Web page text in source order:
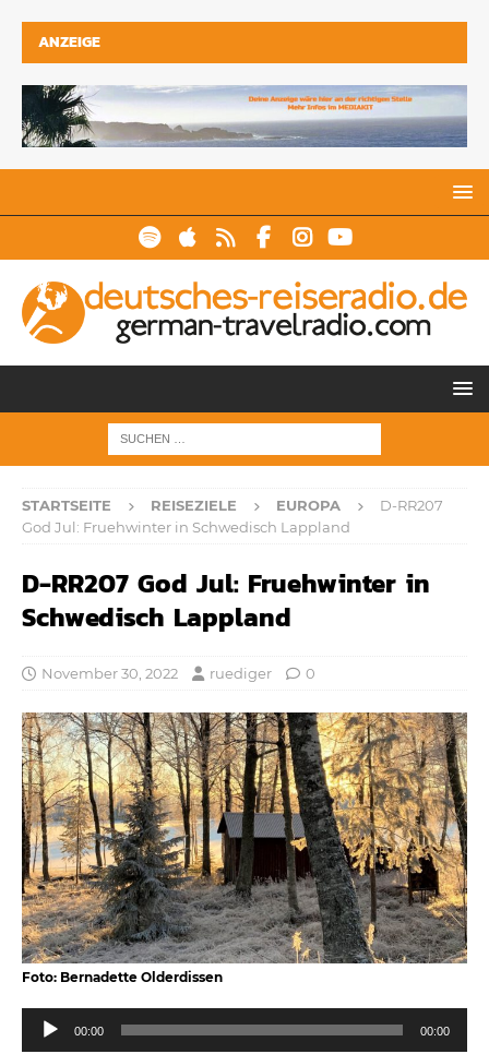
ANZEIGE
STARTSEITE REISEZIELE EUROPA
D-RR207
God Jul: Fruehwinter in Schwedisch Lappland
D-RR207 God Jul: Fruehwinter in
Schwedisch Lappland
November 30, 2022 ruediger 0
Foto: Bernadette Olderdissen
Audio-
Player
00:00 00:00